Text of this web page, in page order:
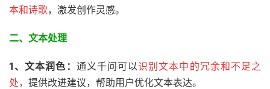
本和诗歌，激发创作灵感。
二、文本处理
1、文本润色： 通义千问可以识别文本中的冗余和不足之
处， 提供改进建议，帮助用户优化文本表达。